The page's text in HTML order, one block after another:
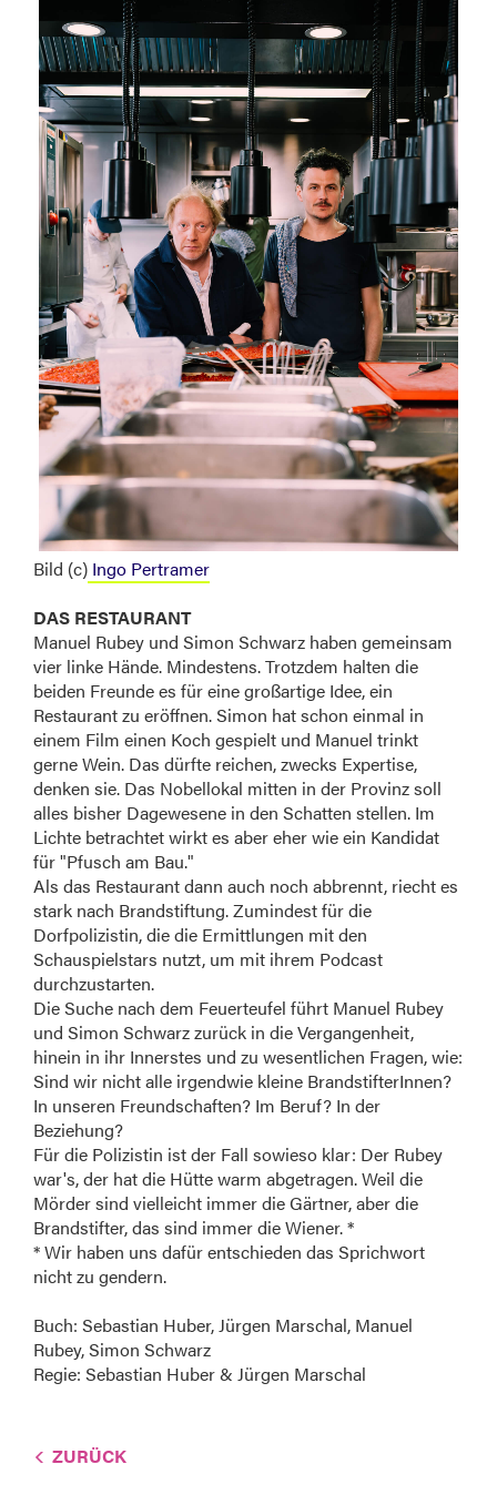
Bild (c) Ingo Pertramer
DAS RESTAURANT
Manuel Rubey und Simon Schwarz haben gemeinsam
vier linke Hände. Mindestens. Trotzdem halten die
beiden Freunde es für eine großartige Idee, ein
Restaurant zu eröffnen. Simon hat schon einmal in
einem Film einen Koch gespielt und Manuel trinkt
gerne Wein. Das dürfte reichen, zwecks Expertise,
denken sie. Das Nobellokal mitten in der Provinz soll
alles bisher Dagewesene in den Schatten stellen. Im
Lichte betrachtet wirkt es aber eher wie ein Kandidat
für "Pfusch am Bau."
Als das Restaurant dann auch noch abbrennt, riecht es
stark nach Brandstiftung. Zumindest für die
Dorfpolizistin, die die Ermittlungen mit den
Schauspielstars nutzt, um mit ihrem Podcast
durchzustarten.
Die Suche nach dem Feuerteufel führt Manuel Rubey
und Simon Schwarz zurück in die Vergangenheit,
hinein in ihr Innerstes und zu wesentlichen Fragen, wie:
Sind wir nicht alle irgendwie kleine BrandstifterInnen?
In unseren Freundschaften? Im Beruf? In der
Beziehung?
Für die Polizistin ist der Fall sowieso klar: Der Rubey
war's, der hat die Hütte warm abgetragen. Weil die
Mörder sind vielleicht immer die Gärtner, aber die
Brandstifter, das sind immer die Wiener. *
* Wir haben uns dafür entschieden das Sprichwort
nicht zu gendern.
Buch: Sebastian Huber, Jürgen Marschal, Manuel
Rubey, Simon Schwarz
Regie: Sebastian Huber & Jürgen Marschal
ZURÜCK